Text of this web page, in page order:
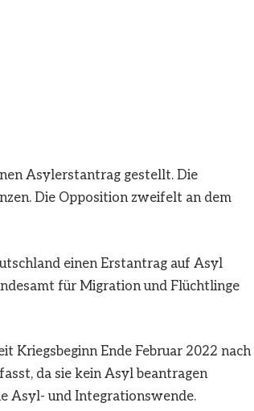
Asylerstantrag gestellt. Die
Die Opposition zweifelt an dem
einen Erstantrag auf Asyl
für Migration und Flüchtlinge
Kriegsbeginn Ende Februar 2022 nach
da sie kein Asyl beantragen
Asyl- und Integrationswende.